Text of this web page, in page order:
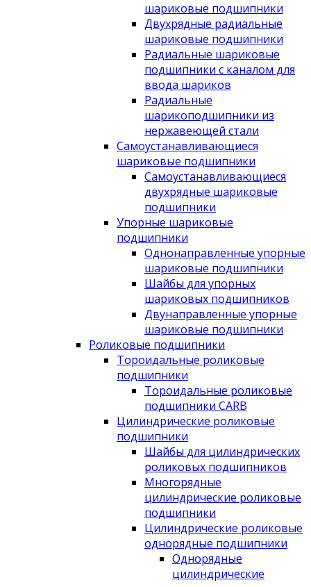
шариковые подшипники
Двухрядные радиальные
шариковые подшипники
Радиальные шариковые
подшипники с каналом для
ввода шариков
Радиальные
шарикоподшипники из
нержавеющей стали
Самоустанавливающиеся
шариковые подшипники
Самоустанавливающиеся
двухрядные шариковые
подшипники
Упорные шариковые
подшипники
Однонаправленные упорные
шариковые подшипники
Шайбы для упорных
шариковых подшипников
Двунаправленные упорные
шариковые подшипники
Роликовые подшипники
Тороидальные роликовые
подшипники
Тороидальные роликовые
подшипники CARB
Цилиндрические роликовые
подшипники
Шайбы для цилиндрических
роликовых подшипников
Многорядные
цилиндрические роликовые
подшипники
Цилиндрические роликовые
однорядные подшипники
Однорядные
цилиндрические